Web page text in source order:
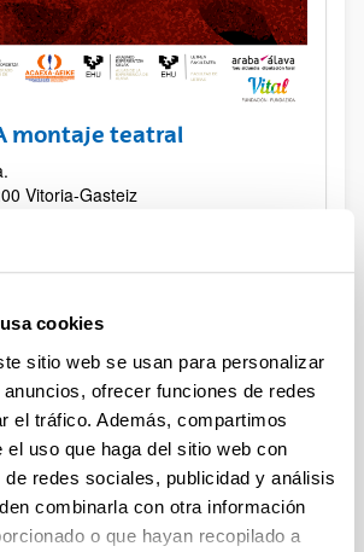
cookies
sitio web se usan para personalizar
ofrecer funciones de redes
el tráfico. Además, compartimos
el uso que haga del sitio web con
redes sociales, publicidad y análisis
combinarla con otra información
o que hayan recopilado a
montaje teatral
Vitoria-Gasteiz